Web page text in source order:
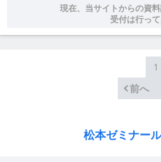
現在、当サイトからの資
受付は行っ
1
前へ
松本ゼミナー